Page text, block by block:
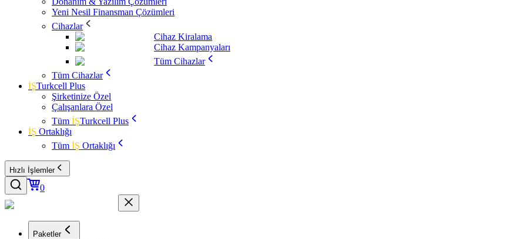
Yeni Nesil Finansman Çözümleri
Cihazlar
Cihaz Kiralama
Cihaz Kampanyaları
Tüm Cihazlar
Tüm Cihazlar
İŞTurkcell Plus
Şirketinize Özel
Çalışanlara Özel
Tüm İŞTurkcell Plus
İŞ Ortaklığı
Tüm İŞ Ortaklığı
Hızlı İşlemler
0
Paketler